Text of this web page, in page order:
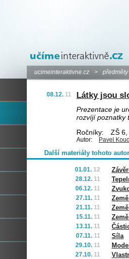
ucimeinteraktivne.cz > předměty
08.12. 11 Látky jsou
Prezentace je
rozvíjí poznatky
Ročníky:
ZŠ 6,
Autor: Pavel
Další materiály tohoto
01.01. 12
28.12. 11
06.12. 11
27.11. 11
21.11. 11
15.11. 11
13.11. 11
07.11. 11 Síla
29.10. 11
27.10. 11